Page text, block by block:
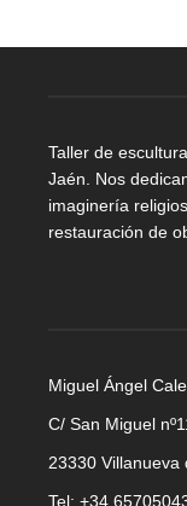
Taller de
Jaén. Nos
imaginería
restauración de
Miguel Ángel
C/ San Miguel
23330 Villanueva
Tel: +34